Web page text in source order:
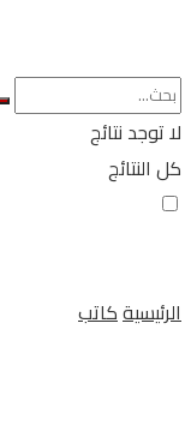
لا توجد نتائج
كل النتائج
الرئيسيةكاتب